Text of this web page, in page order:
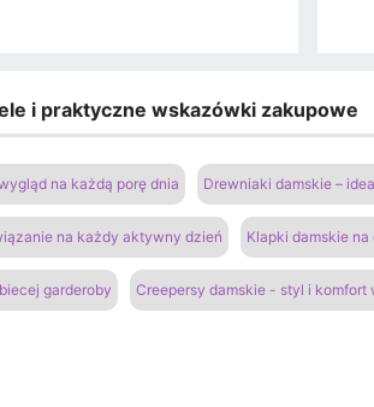
i praktyczne wskazówki zakupowe
na każdą porę dnia Drewniaki damskie –
na każdy aktywny dzień Klapki damskie na
garderoby Creepersy damskie - styl i komfort